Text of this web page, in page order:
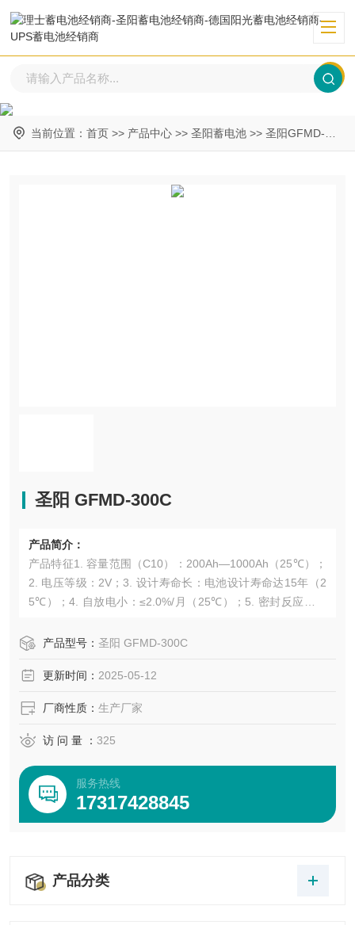
当前位置： 首页 >> 产品中心 >> 圣阳蓄电池 >> 圣阳GFMD-系列
圣阳 GFMD-300C
产品简介：
产品特征1. 容量范围（C10）：200Ah—1000Ah（25℃）；
2. 电压等级：2V；3. 设计寿命长：电池设计寿命达15年（2
5℃）；4. 自放电小：≤2.0%/月（25℃）；5. 密封反应效率
15~45℃。 &
产品型号： 圣阳 GFMD-300C
更新时间： 2025-05-12
厂商性质： 生产厂家
访 问 量 ： 325
服务热线
17317428845
产品分类